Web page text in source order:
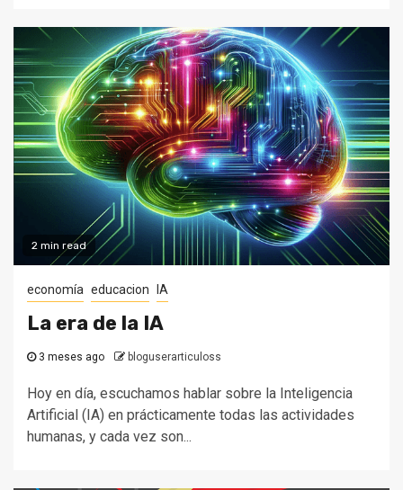
2 min read
economía educacion IA
La era de la IA
3 meses ago bloguserarticuloss
Hoy en día, escuchamos hablar sobre la Inteligencia
Artificial (IA) en prácticamente todas las actividades
humanas, y cada vez son...